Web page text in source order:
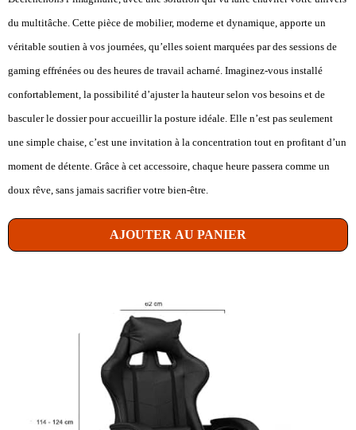
du multitâche. Cette pièce de mobilier, moderne et dynamique, apporte un
véritable soutien à vos journées, qu’elles soient marquées par des sessions de
gaming effrénées ou des heures de travail acharné. Imaginez-vous installé
confortablement, la possibilité d’ajuster la hauteur selon vos besoins et de
basculer le dossier pour accueillir la posture idéale. Elle n’est pas seulement
une simple chaise, c’est une invitation à la concentration tout en profitant d’un
moment de détente. Grâce à cet accessoire, chaque heure passera comme un
doux rêve, sans jamais sacrifier votre bien-être.
AJOUTER AU PANIER